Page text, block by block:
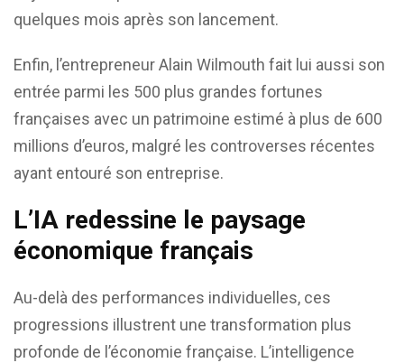
quelques mois après son lancement.
Enfin, l’entrepreneurAlain Wilmouth fait lui aussi son
entrée parmi les 500 plus grandes fortunes
françaises avec un patrimoine estimé à plus de 600
millions d’euros, malgré les controverses récentes
ayant entouré son entreprise.
L’IA redessine le paysage
économique français
Au-delà des performances individuelles, ces
progressions illustrent une transformation plus
profonde de l’économie française. L’intelligence